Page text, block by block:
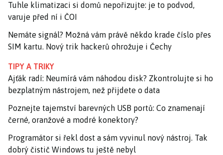
Tuhle klimatizaci si domů nepořizujte: je to podvod,
varuje před ní i ČOI
Nemáte signál? Možná vám právě někdo krade číslo přes
SIM kartu. Nový trik hackerů ohrožuje i Čechy
TIPY A TRIKY
Ajťák radí: Neumírá vám náhodou disk? Zkontrolujte si ho
bezplatným nástrojem, než přijdete o data
Poznejte tajemství barevných USB portů: Co znamenají
černé, oranžové a modré konektory?
Programátor si řekl dost a sám vyvinul nový nástroj. Tak
dobrý čistič Windows tu ještě nebyl